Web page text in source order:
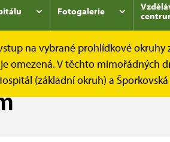
Fotogalerie
na vybrané prohlídkové
omezená. V těchto mimořádných
(základní okruh) a